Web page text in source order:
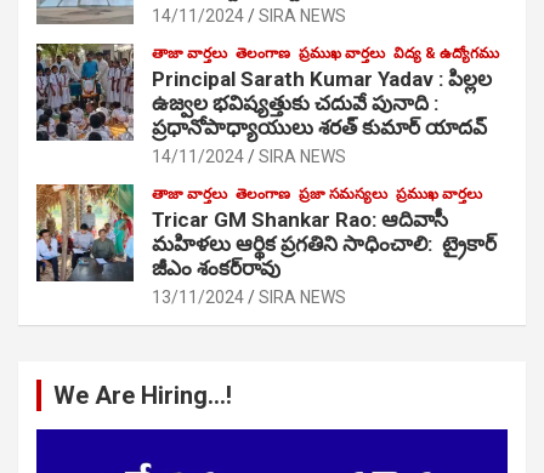
14/11/2024 SIRA NEWS
తాజా వార్తలు తెలంగాణ ప్రముఖ వార్తలు విద్య & ఉద్యోగము
Principal Sarath Kumar Yadav : పిల్లల
ఉజ్వల భవిష్యత్తుకు చదువే పునాది :
ప్రధానోపాధ్యాయులు శరత్ కుమార్ యాదవ్
14/11/2024 SIRA NEWS
తాజా వార్తలు తెలంగాణ ప్రజా సమస్యలు ప్రముఖ వార్తలు
Tricar GM Shankar Rao: ఆదివాసీ
మహిళలు ఆర్థిక ప్రగతిని సాధించాలి: ట్రైకార్
జీఎం శంకర్‌రావు
13/11/2024 SIRA NEWS
We Are Hiring…!